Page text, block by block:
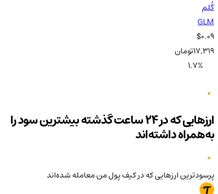
گُلم
GLM
$0.09
17,319تومان
1.7%
ارزهایی که در ۲۴ ساعت گذشته بیشترین سود را
به‌همراه داشته‌اند
پرسودترین ارزهایی که در کیف‌ پول من معامله شده‌اند